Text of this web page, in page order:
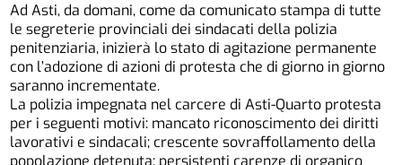
Ad Asti, da domani, come da comunicato stampa di tutte
le segreterie provinciali dei sindacati della polizia
penitenziaria, inizierà lo stato di agitazione permanente
con l’adozione di azioni di protesta che di giorno in giorno
saranno incrementate.
La polizia impegnata nel carcere di Asti-Quarto protesta
per i seguenti motivi: mancato riconoscimento dei diritti
lavorativi e sindacali; crescente sovraffollamento della